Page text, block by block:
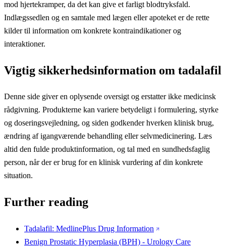
mod hjertekramper, da det kan give et farligt blodtryksfald.
Indlægssedlen og en samtale med lægen eller apoteket er de rette
kilder til information om konkrete kontraindikationer og
interaktioner.
Vigtig sikkerhedsinformation om tadalafil
Denne side giver en oplysende oversigt og erstatter ikke medicinsk
rådgivning. Produkterne kan variere betydeligt i formulering, styrke
og doseringsvejledning, og siden godkender hverken klinisk brug,
ændring af igangværende behandling eller selvmedicinering. Læs
altid den fulde produktinformation, og tal med en sundhedsfaglig
person, når der er brug for en klinisk vurdering af din konkrete
situation.
Further reading
Tadalafil: MedlinePlus Drug Information
Benign Prostatic Hyperplasia (BPH) - Urology Care